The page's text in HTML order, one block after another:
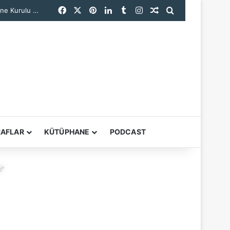
FacebookPinterestLinkedInTumblrInstagramRastgele Makale
KÜTÜPHANE PODCAST